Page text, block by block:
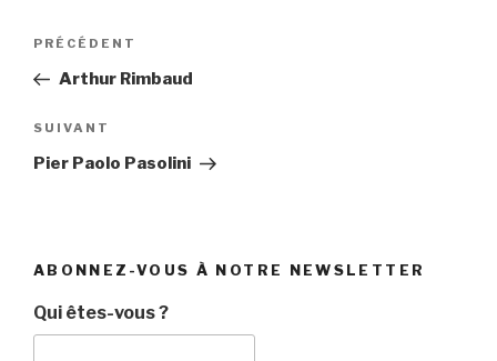
Navigation
l’article
Article
précédent
PRÉCÉDENT
Arthur Rimbaud
Article
suivant
SUIVANT
Pier Paolo Pasolini
ABONNEZ-VOUS À NOTRE NEWSLETTER
Qui êtes-vous ?